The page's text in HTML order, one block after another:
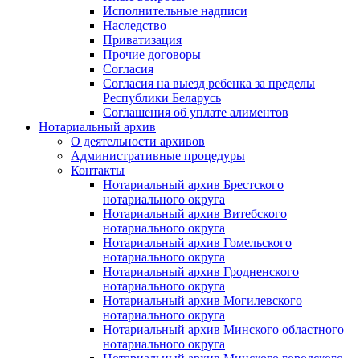
Исполнительные надписи
Наследство
Приватизация
Прочие договоры
Согласия
Согласия на выезд ребенка за пределы
Республики Беларусь
Соглашения об уплате алиментов
Нотариальный архив
О деятельности архивов
Административные процедуры
Контакты
Нотариальный архив Брестского
нотариального округа
Нотариальный архив Витебского
нотариального округа
Нотариальный архив Гомельского
нотариального округа
Нотариальный архив Гродненского
нотариального округа
Нотариальный архив Могилевского
нотариального округа
Нотариальный архив Минского областного
нотариального округа